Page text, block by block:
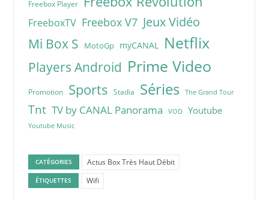
Freebox Player
FreeboxTV Freebox V7 Jeux Vidéo
Mi Box S MotoGp myCANAL Netflix
Players Android Prime Video
Promotion Sports Stadia Séries The Grand Tour
Tnt TV by CANAL Panorama VOD Youtube
Youtube Music
CATÉGORIES Actus Box Très Haut Débit
ÉTIQUETTES Wifi